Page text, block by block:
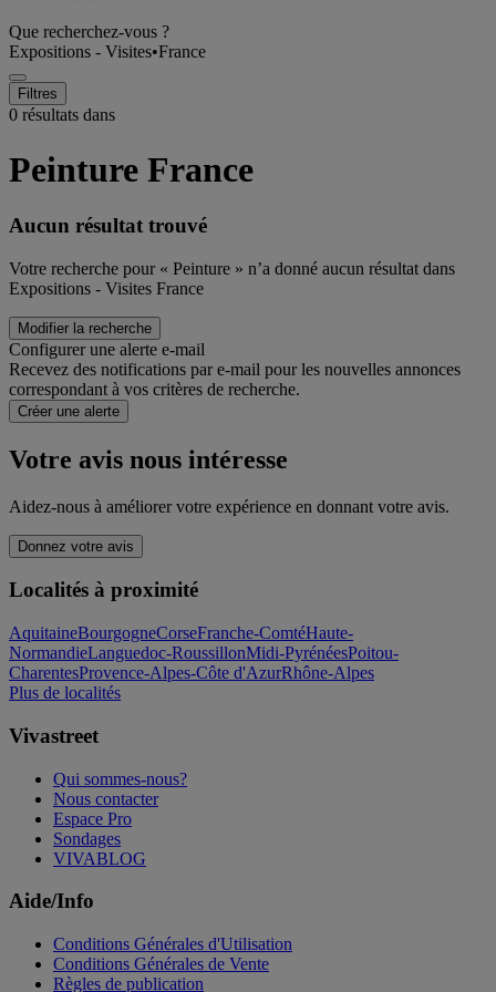
Que recherchez-vous ?
Expositions - Visites•France
Filtres
0 résultats dans
Peinture France
Aucun résultat trouvé
Votre recherche pour « Peinture » n’a donné aucun résultat dans
Expositions - Visites France
Modifier la recherche
Configurer une alerte e-mail
Recevez des notifications par e-mail pour les nouvelles annonces
correspondant à vos critères de recherche.
Créer une alerte
Votre avis nous intéresse
Aidez-nous à améliorer votre expérience en donnant votre avis.
Donnez votre avis
Localités à proximité
AquitaineBourgogneCorseFranche-ComtéHaute-
NormandieLanguedoc-RoussillonMidi-PyrénéesPoitou-
CharentesProvence-Alpes-Côte d'AzurRhône-Alpes
Plus de localités
Vivastreet
Qui sommes-nous?
Nous contacter
Espace Pro
Sondages
VIVABLOG
Aide/Info
Conditions Générales d'Utilisation
Conditions Générales de Vente
Règles de publication